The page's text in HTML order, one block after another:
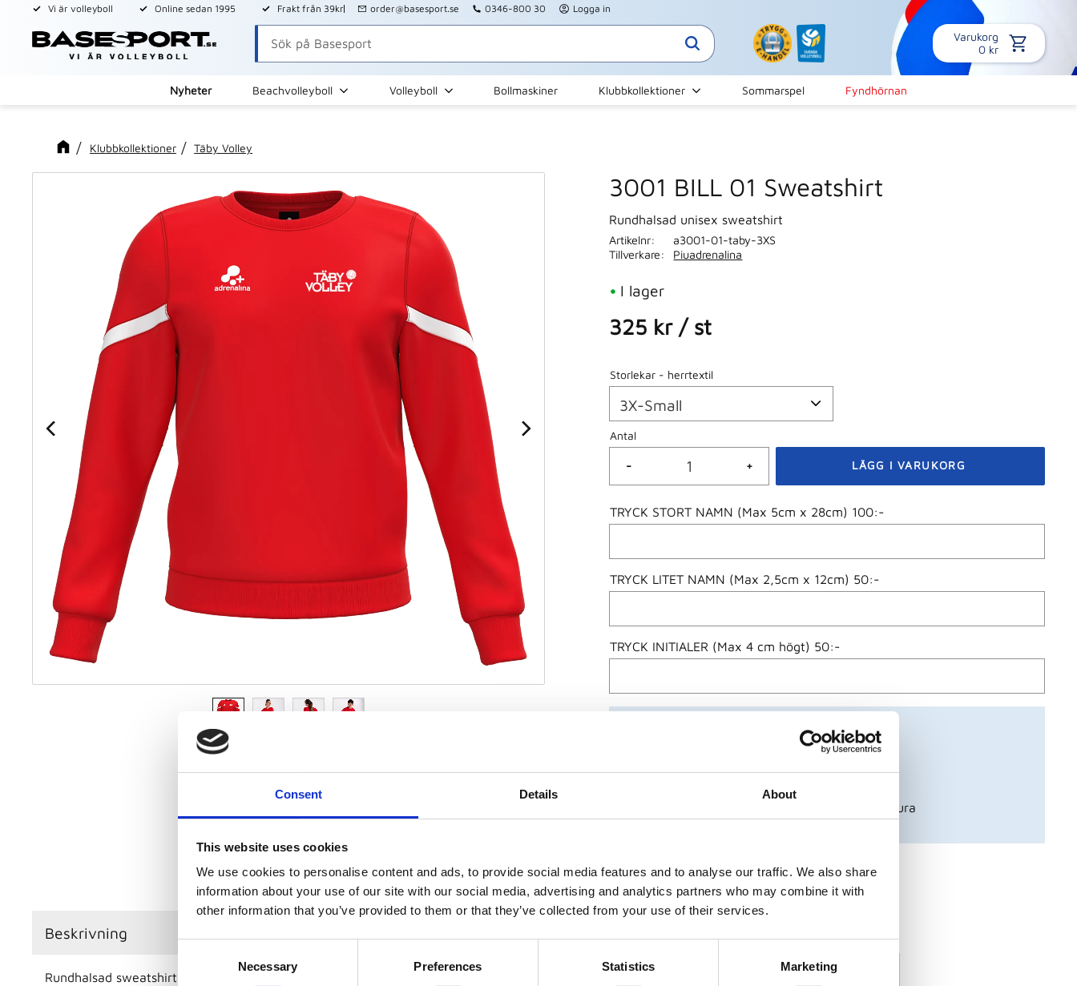
Consent Details About
This website uses cookies
We use cookies to personalise content and ads, to provide social media features and to analyse our traffic. We also share
information about your use of our site with our social media, advertising and analytics partners who may combine it with
other information that you’ve provided to them or that they’ve collected from your use of their services.
Necessary Preferences Statistics Marketing
Vi är volleyboll Online sedan 1995 Frakt från 39kr order@basesport.se 0346-800 30 Logga in
Varukorg
0 kr
Nyheter Beachvolleyboll Volleyboll Bollmaskiner Klubbkollektioner Sommarspel Fyndhörnan
Klubbkollektioner Täby Volley
3001 BILL 01 Sweatshirt
Rundhalsad unisex sweatshirt
325 kr / st
Storlekar - herrtextil
Antal
+
-
TRYCK STORT NAMN (Max 5cm x 28cm) 100:-
TRYCK LITET NAMN (Max 2,5cm x 12cm) 50:-
TRYCK INITIALER (Max 4 cm högt) 50:-
I lager
Artikelnr
a3001-01-taby-3XS
Tillverkare
Piuadrenalina
Visa alla produkter från Piuadrenalina
Betala med swish, bank- eller kreditkort
Företag och föreningar - betala mot faktura
Beskrivning
Rundhalsad sweatshirt i mjukt skönt polyester material. Tröjan har en huvdfärg
Relaterade produkter